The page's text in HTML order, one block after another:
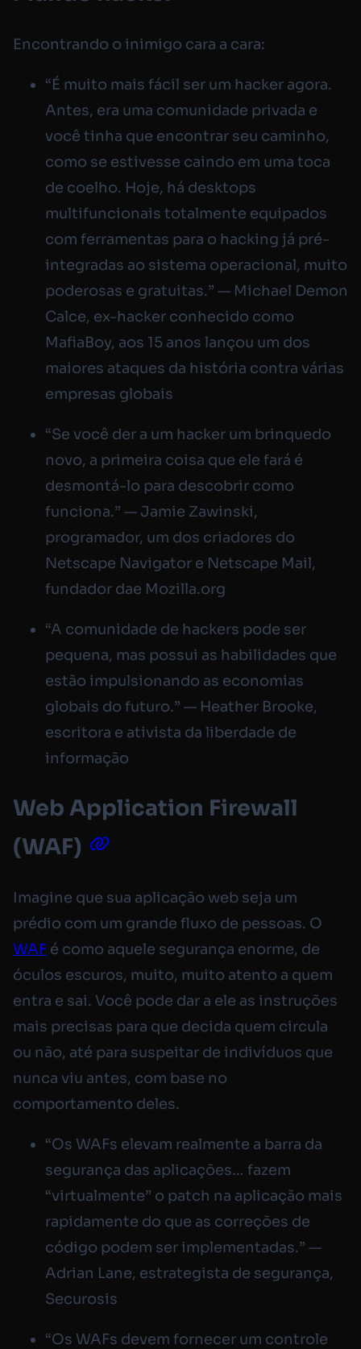
Encontrando o inimigo cara a cara:
“É muito mais fácil ser um hacker agora.
Antes, era uma comunidade privada e
você tinha que encontrar seu caminho,
como se estivesse caindo em uma toca
de coelho. Hoje, há desktops
multifuncionais totalmente equipados
com ferramentas para o hacking já pré-
integradas ao sistema operacional, muito
poderosas e gratuitas.” ​​— Michael Demon
Calce, ex-hacker conhecido como
MafiaBoy, aos 15 anos lançou um dos
maiores ataques da história contra várias
empresas globais
“Se você der a um hacker um brinquedo
novo, a primeira coisa que ele fará é
desmontá-lo para descobrir como
funciona.” — Jamie Zawinski,
programador, um dos criadores do
Netscape Navigator e Netscape Mail,
fundador dae Mozilla.org
“A comunidade de hackers pode ser
pequena, mas possui as habilidades que
estão impulsionando as economias
globais do futuro.” — Heather Brooke,
escritora e ativista da liberdade de
informação
Web Application Firewall
(WAF)
Imagine que sua aplicação web seja um
prédio com um grande fluxo de pessoas. O
WAF é como aquele segurança enorme, de
óculos escuros, muito, muito atento a quem
entra e sai. Você pode dar a ele as instruções
mais precisas para que decida quem circula
ou não, até para suspeitar de indivíduos que
nunca viu antes, com base no
comportamento deles.
“Os WAFs elevam realmente a barra da
segurança das aplicações… fazem
“virtualmente” o patch na aplicação mais
rapidamente do que as correções de
código podem ser implementadas.” —
Adrian Lane, estrategista de segurança,
Securosis
“Os WAFs devem fornecer um controle